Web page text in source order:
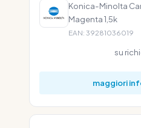
Konica-Minolta
Magenta 1,5k
EAN: 39281036019
su
maggiori